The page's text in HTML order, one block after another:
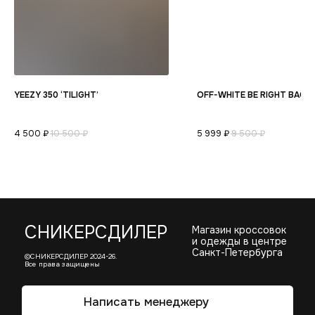
YEEZY 350 ‘TILIGHT’
4 500 ₽10 500₽
OFF-WHITE BE RIGHT BACK
5 999 ₽9 500₽